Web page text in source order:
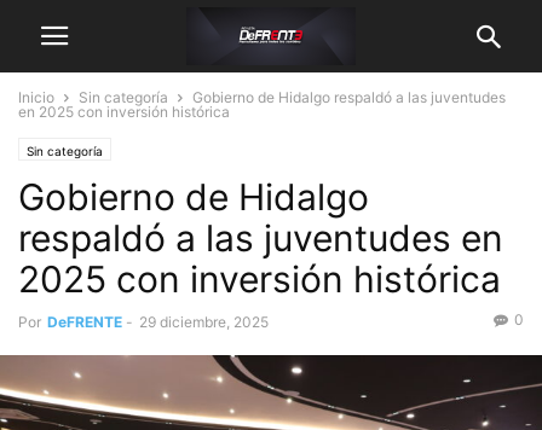
Inicio Sin categoría
Gobierno de Hidalgo respaldó a las juventudes
en 2025 con inversión histórica
Sin categoría
Gobierno de Hidalgo
respaldó a las juventudes en
2025 con inversión histórica
Por DeFRENTE - 29 diciembre, 2025 0